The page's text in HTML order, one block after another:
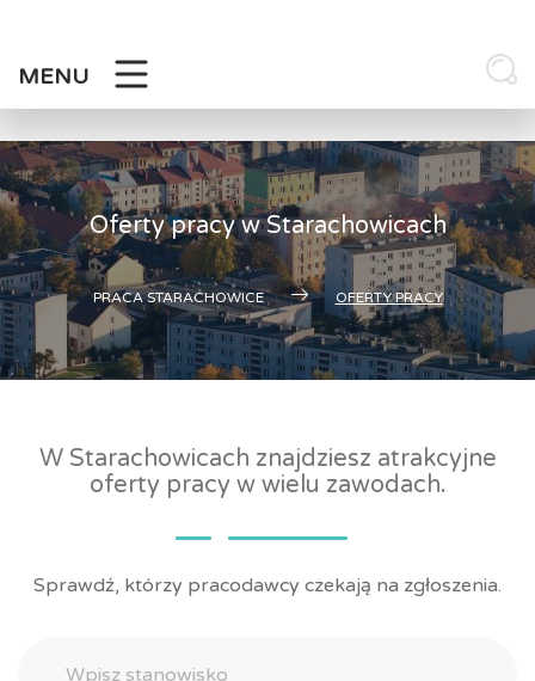
MENU
Oferty pracy w Starachowicach
PRACA STARACHOWICE OFERTY PRACY
W Starachowicach znajdziesz atrakcyjne
oferty pracy w wielu zawodach.
Sprawdź, którzy pracodawcy czekają na zgłoszenia.